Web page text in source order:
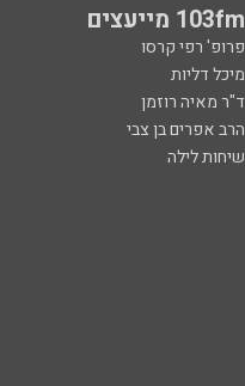
103fm מייעצים
פרופ' רפי קרסו
מיכל דליות
ד"ר מאיה רוזמן
הרב אפרים בן צבי
שיחות לילה